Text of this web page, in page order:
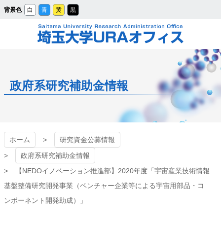
メ
イ
背景色 白 青 黄 黒
ス
政府系研究補助金情報
ホーム
研究資金公募情報
政府系研究補助金情報
【NEDOイノベーション推進部】2020年度「宇宙産業技術情報
基盤整備研究開発事業（ベンチャー企業等による宇宙用部品・コ
ンポーネント開発助成）」